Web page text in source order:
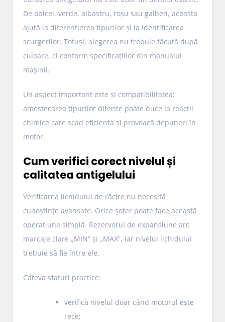
De obicei, verde, albastru, roșu sau galben, aceasta
ajută la diferențierea tipurilor și la identificarea
scurgerilor. Totuși, alegerea nu trebuie făcută după
culoare, ci conform specificațiilor din manualul
mașinii.
Un aspect important este și compatibilitatea:
amestecarea tipurilor diferite poate duce la reacții
chimice care scad eficiența și provoacă depuneri în
motor.
Cum verifici corect nivelul și
calitatea antigelului
Verificarea lichidului de răcire nu necesită
cunoștințe avansate. Orice șofer poate face această
operațiune simplă. Rezervorul de expansiune are
marcaje clare „MIN” și „MAX”, iar nivelul lichidului
trebuie să fie între ele.
Câteva sfaturi practice:
verifică nivelul doar când motorul este
rece;